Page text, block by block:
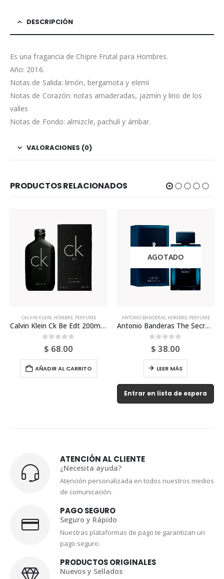
DESCRIPCIÓN
Es una fragancia de Chipre Frutal para Hombres.
Año: 2016.
Notas de Salida: limón, bergamota y elemí
Notas de Corazón: notas amaderadas, jazmín y lirio de los
valles
Notas de Fondo: almizcle, pachulí y ámbar.
VALORACIONES (0)
PRODUCTOS RELACIONADOS
CALVIN KLEIN HOMBRE, PERFUME
Calvin Klein Ck Be Edt 200ml Para Hombre
0out of 5
$ 68.00
AÑADIR AL CARRITO
AGOTADO
ANTONIO BANDERAS, HOMBRE, PERFUME
Antonio Banderas The Secret Night 100ml Para Hombr
0out of 5
$ 38.00
LEER MÁS
Entrar en lista de espera
ATENCIÓN AL CLIENTE
¿Necesita ayuda?
Atención personalizada en todos nuestros medios
de comunicación.
PAGO SEGURO
Seguro y Rápido
Nuestras plataformas de pago te garantizan un
pago seguro.
PRODUCTOS ORIGINALES
Nuevos y Sellados